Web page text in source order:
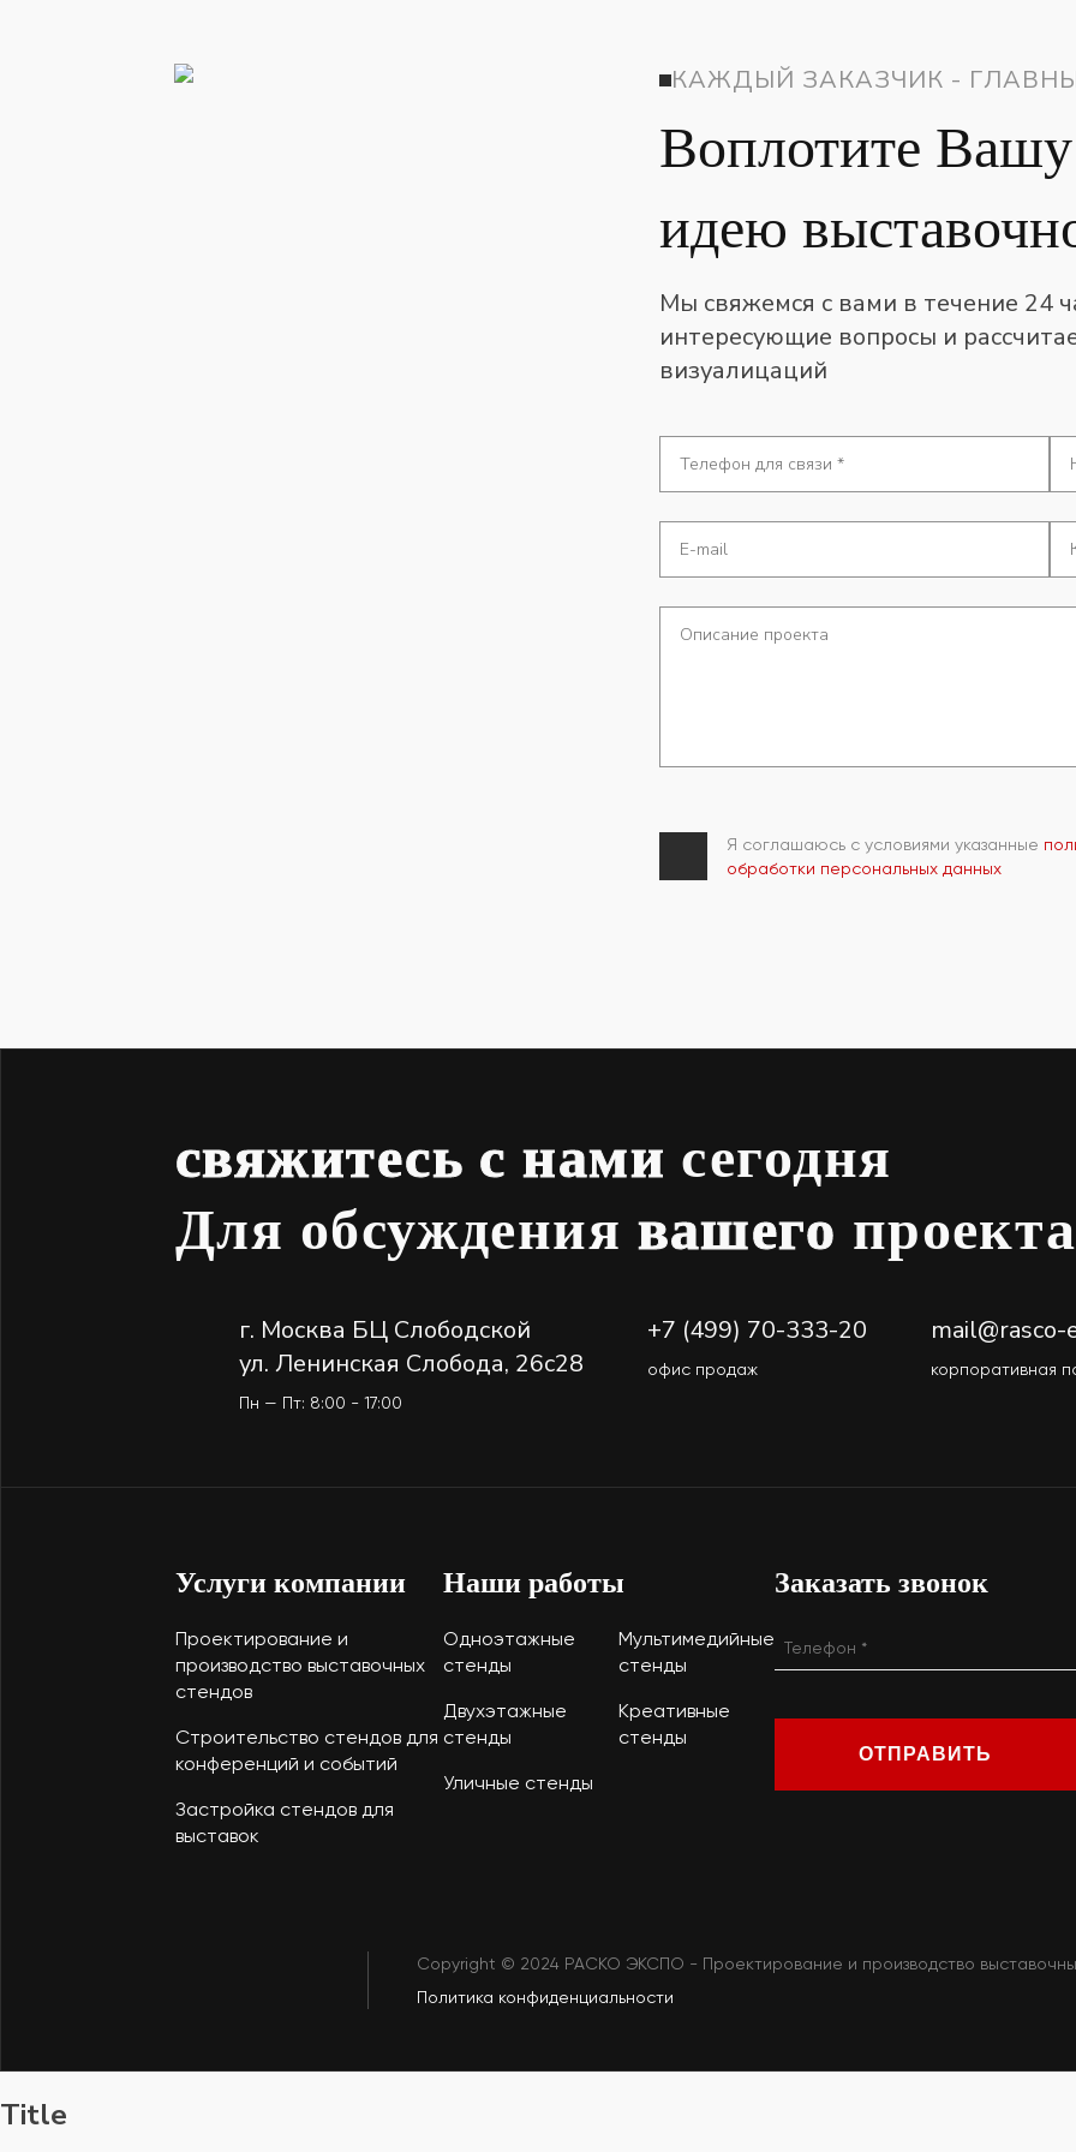
КАЖДЫЙ ЗАКАЗЧИК -
Воплотите Вашу
идею
Мы свяжемся с вами в течение 24
интересующие вопросы и
визуалицаций
Я соглашаюсь с условиями указанные
обработки персональных данных
свяжитесь с нами сегодня
Для обсуждения вашего проекта
г. Москва БЦ Слободской
ул. Ленинская Слобода, 26с28
Пн — Пт: 8:00 - 17:00
+7 (499) 70-333-20
офис продаж
mail@rasco-
корпоративная
Услуги компании
Проектирование и
производство выставочных
стендов
Строительство стендов для
конференций и событий
Застройка стендов для
выставок
Наши работы
Одноэтажные
стенды
Двухэтажные
стенды
Уличные стенды
Мультимедийные
стенды
Креативные
стенды
Заказать звонок
ОТПРАВИТЬ
Copyright © 2024 РАСКО ЭКСПО - Проектирование и производство
Политика конфиденциальности
Title